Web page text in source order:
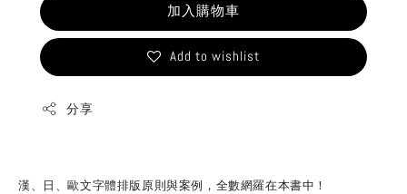
加入購物車
Add to wishlist
分享
漢、日、歐文字體排版原則與案例，全數網羅在本書中！